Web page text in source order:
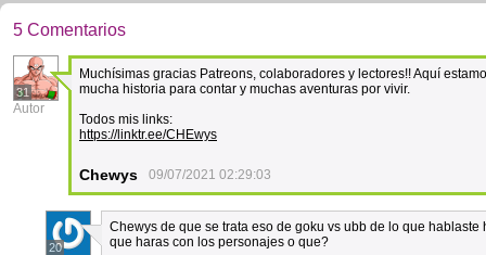
5 Comentarios
31
Autor
Muchísimas gracias Patreons, colaboradores y lectores!! Aquí
mucha historia para contar y muchas aventuras por vivir.
Todos mis links:
https://linktr.ee/CHEwys
Chewys 09/07/2021 02:29:03
20
Chewys de que se trata eso de goku vs ubb de lo que
que haras con los personajes o que?